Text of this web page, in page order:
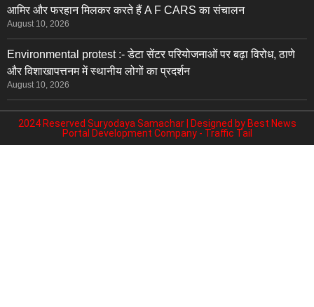
आमिर और फरहान मिलकर करते हैं A F CARS का संचालन
August 10, 2026
Environmental protest :- डेटा सेंटर परियोजनाओं पर बढ़ा विरोध, ठाणे
और विशाखापत्तनम में स्थानीय लोगों का प्रदर्शन
August 10, 2026
2024 Reserved Suryodaya Samachar | Designed by Best News
Portal Development Company- Traffic Tail